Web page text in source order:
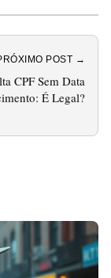
POST →
CPF Sem Data
É Legal?